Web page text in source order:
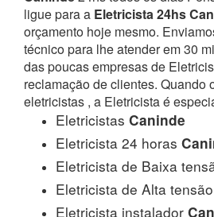
ligue para a Eletricista 24hs
orçamento hoje mesmo.
técnico para lhe atender em 30
das poucas empresas de
reclamação de clientes. Quando
eletricistas , a Eletricista é
Eletricistas Caninde
Eletricista 24 horas
Eletricista de Baixa
Eletricista de Alta tensão
Eletricista instalador